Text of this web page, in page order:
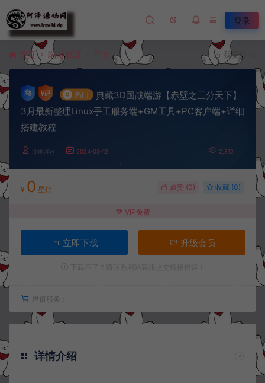
登录
首页 端游资源 正文 我要投稿
# 热门
典藏3D国战端游【赤壁之三分天下】
3月最新整理Linux手工服务端+GM工具+PC客户端+详细
搭建教程
冷雨泽ღ 2024-03-12 2,812
¥ 0 星钻 点赞 (0) 收藏 (0)
VIP免费
立即下载 升级会员
增值服务：
详情介绍